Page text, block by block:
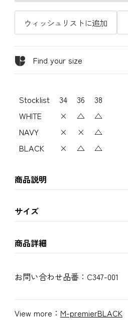
ウィッシュリストに追加
Find your size
Stocklist 34 36
38
WHITE
× △
△
NAVY
× ×
△
BLACK
× △ △
商品説明
サイズ
商品詳細
お問い合わせ品番： C347-001
View more： M-premierBLACK